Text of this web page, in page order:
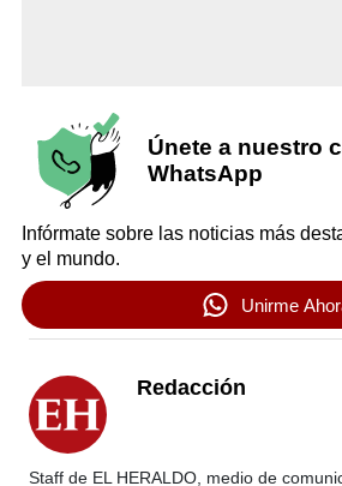
Únete a nuestro
WhatsApp
Infórmate sobre las noticias más
y el mundo.
Unirme
Redacción
Staff de EL HERALDO, medio de